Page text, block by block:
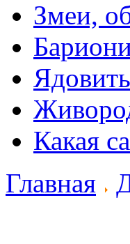
Змеи,
Какая
Главная